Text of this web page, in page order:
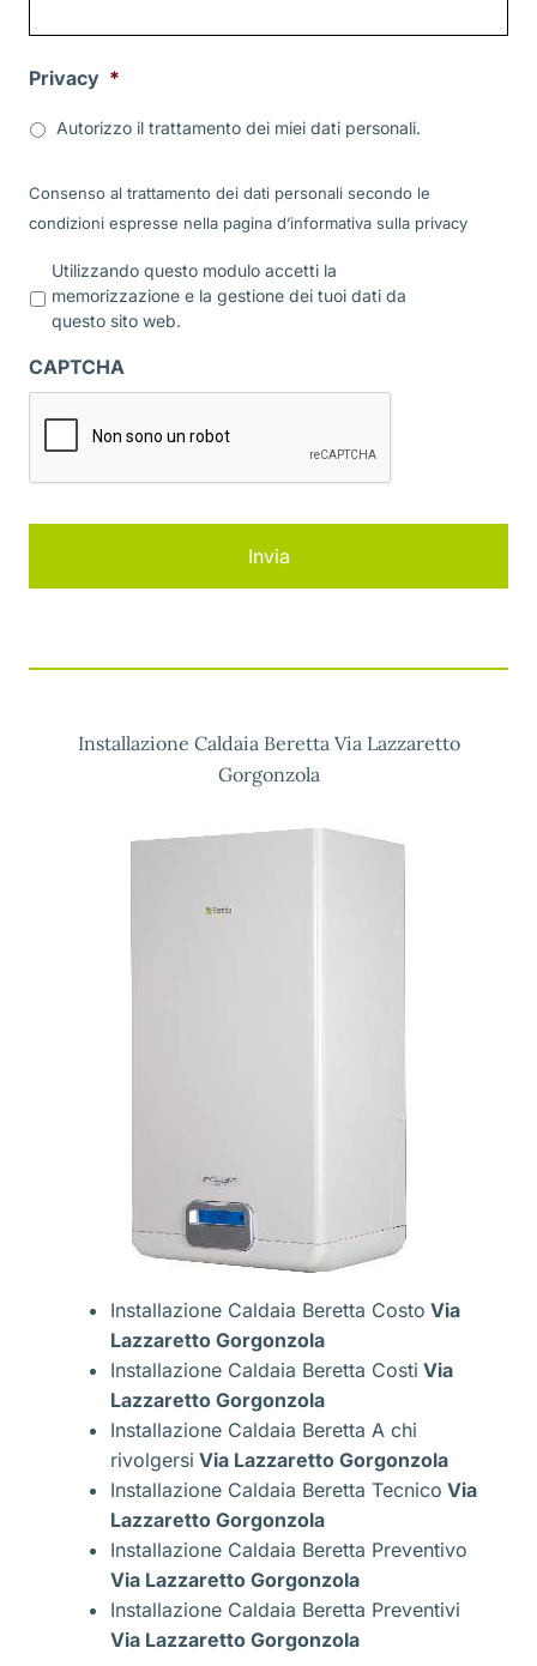
Privacy *
Autorizzo il trattamento dei miei dati personali.
Consenso al trattamento dei dati personali secondo le
condizioni espresse nella pagina d’informativa sulla privacy
r
a
c
Utilizzando questo modulo accetti la
memorizzazione e la gestione dei tuoi dati da
questo sito web.
CAPTCHA
Installazione Caldaia Beretta Via Lazzaretto
Gorgonzola
Installazione Caldaia Beretta Costo Via
Lazzaretto Gorgonzola
Installazione Caldaia Beretta Costi Via
Lazzaretto Gorgonzola
Installazione Caldaia Beretta A chi
rivolgersi Via Lazzaretto Gorgonzola
Installazione Caldaia Beretta Tecnico Via
Lazzaretto Gorgonzola
Installazione Caldaia Beretta Preventivo
Via Lazzaretto Gorgonzola
Installazione Caldaia Beretta Preventivi
Via Lazzaretto Gorgonzola